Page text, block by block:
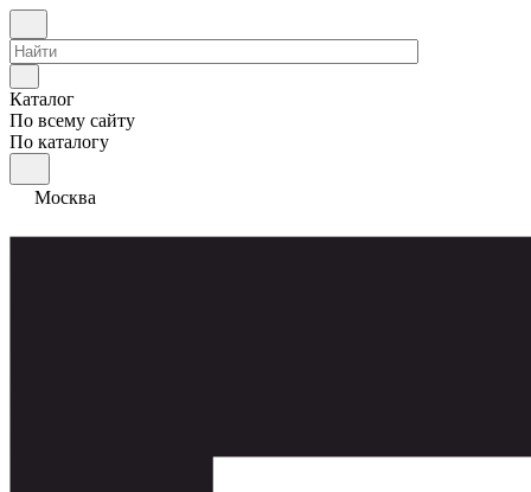
Каталог
По всему сайту
По каталогу
Москва